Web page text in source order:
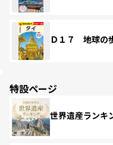
Ｄ１７ 地球の
特設ページ
世界遺産ランキ